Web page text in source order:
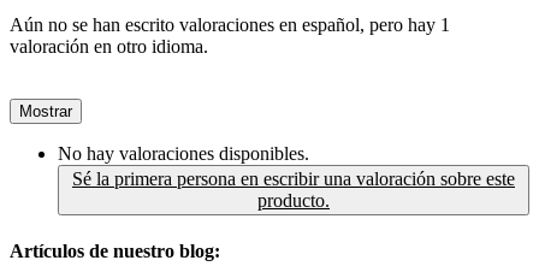
Aún no se han escrito valoraciones en español, pero hay 1
valoración en otro idioma.
Mostrar
No hay valoraciones disponibles.
Sé la primera persona en escribir una valoración sobre este
producto.
Artículos de nuestro blog: